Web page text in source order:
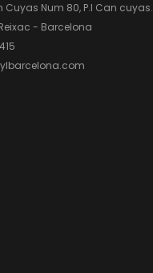
Cuyas Num 80, P.l Can cuyas.
- Barcelona